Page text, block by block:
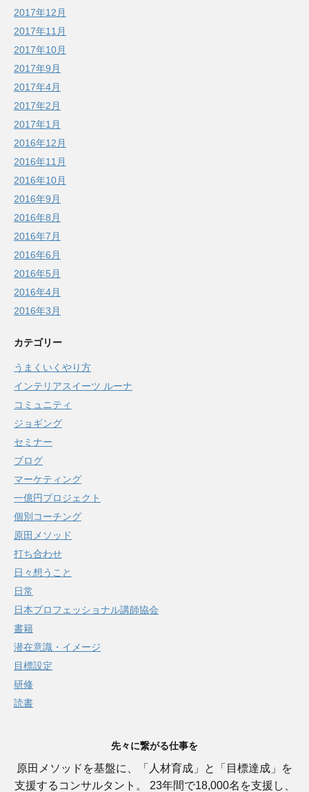
2017年12月
2017年11月
2017年10月
2017年9月
2017年4月
2017年2月
2017年1月
2016年12月
2016年11月
2016年10月
2016年9月
2016年8月
2016年7月
2016年6月
2016年5月
2016年4月
2016年3月
カテゴリー
うまくいくやり方
インテリアスイーツ ルーナ
コミュニティ
ジョギング
セミナー
ブログ
マーケティング
一億円プロジェクト
個別コーチング
原田メソッド
打ち合わせ
日々想うこと
日常
日本プロフェッショナル講師協会
書籍
潜在意識・イメージ
目標設定
研修
読書
先々に繋がる仕事を
原田メソッドを基盤に、「人材育成」と「目標達成」を
支援するコンサルタント。 23年間で18,000名を支援し、